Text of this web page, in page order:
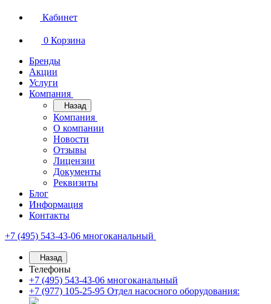
Кабинет
0 Корзина
Бренды
Акции
Услуги
Компания
Назад
Компания
О компании
Новости
Отзывы
Лицензии
Документы
Реквизиты
Блог
Информация
Контакты
+7 (495) 543-43-06 многоканальный
Назад
Телефоны
+7 (495) 543-43-06 многоканальный
+7 (977) 105-25-95 Отдел насосного оборудования: